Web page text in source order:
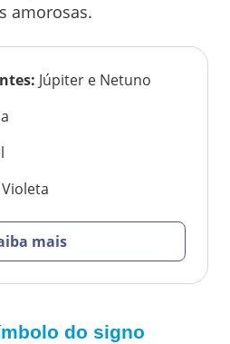
amorosas.
: Júpiter e Netuno
mais
do signo